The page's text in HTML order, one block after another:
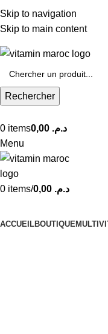
Skip to navigation
Skip to main content
Plus de 500 dh d'achats
Rechercher
0 items د.م.
Menu
0 items/ د.م.
ACCUEILBOUTIQUE